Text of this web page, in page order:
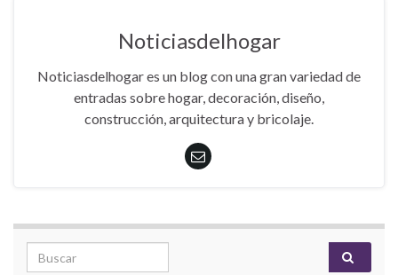
Noticiasdelhogar
Noticiasdelhogar es un blog con una gran variedad de
entradas sobre hogar, decoración, diseño,
construcción, arquitectura y bricolaje.
Search for: